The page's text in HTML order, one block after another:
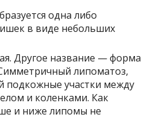
одна либо
в виде небольших
Другое название — форма
липоматоз,
участки между
и коленками. Как
и ниже липомы не